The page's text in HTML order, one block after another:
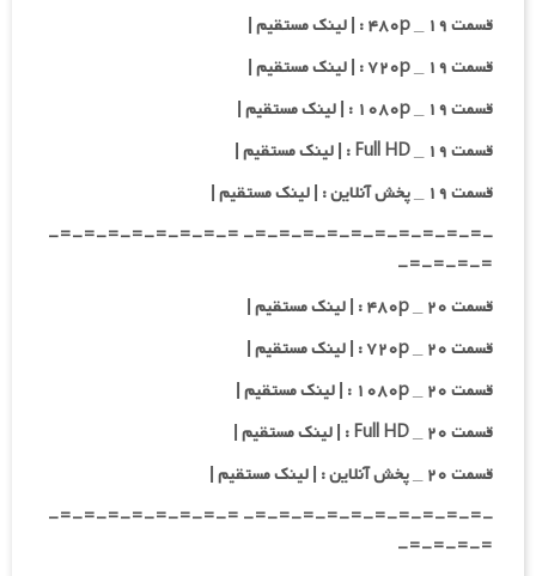
قسمت ۱۹ _ ۴۸۰p : | لینک مستقیم |
قسمت ۱۹ _ ۷۲۰p : | لینک مستقیم |
قسمت ۱۹ _ ۱۰۸۰p : | لینک مستقیم |
قسمت ۱۹ _ Full HD : | لینک مستقیم |
قسمت ۱۹ _ پخش آنلاین : | لینک مستقیم |
-=-=-=-=-=-=-=-=-=-=- =-=-=-=-=-=-=-=-
=-=-=-=-
قسمت ۲۰ _ ۴۸۰p : | لینک مستقیم |
قسمت ۲۰ _ ۷۲۰p : | لینک مستقیم |
قسمت ۲۰ _ ۱۰۸۰p : | لینک مستقیم |
قسمت ۲۰ _ Full HD : | لینک مستقیم |
قسمت ۲۰ _ پخش آنلاین : | لینک مستقیم |
-=-=-=-=-=-=-=-=-=-=- =-=-=-=-=-=-=-=-
=-=-=-=-